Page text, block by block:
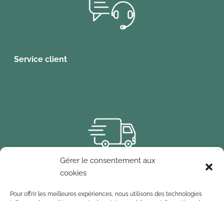
Gérer le consentement aux
cookies
Pour offrir les meilleures expériences, nous utilisons des technologies
Service client